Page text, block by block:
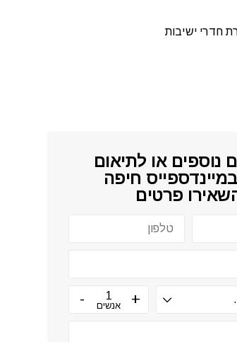
חדרי ישיבות
נוספים או לתיאום
מיינדספייס חיפה
פרטים
אנשים